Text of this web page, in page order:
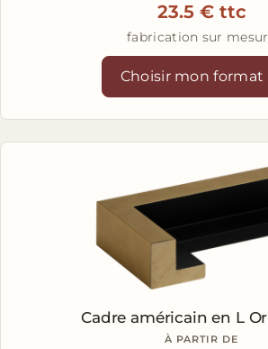
23.5 € ttc
fabrication sur
Choisir mon format
Cadre américain en L
À PARTIR DE